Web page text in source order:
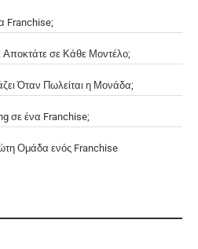
Franchise;
Αποκτάτε σε Κάθε Μοντέλο;
Όταν Πωλείται η Μονάδα;
σε ένα Franchise;
Ομάδα ενός Franchise